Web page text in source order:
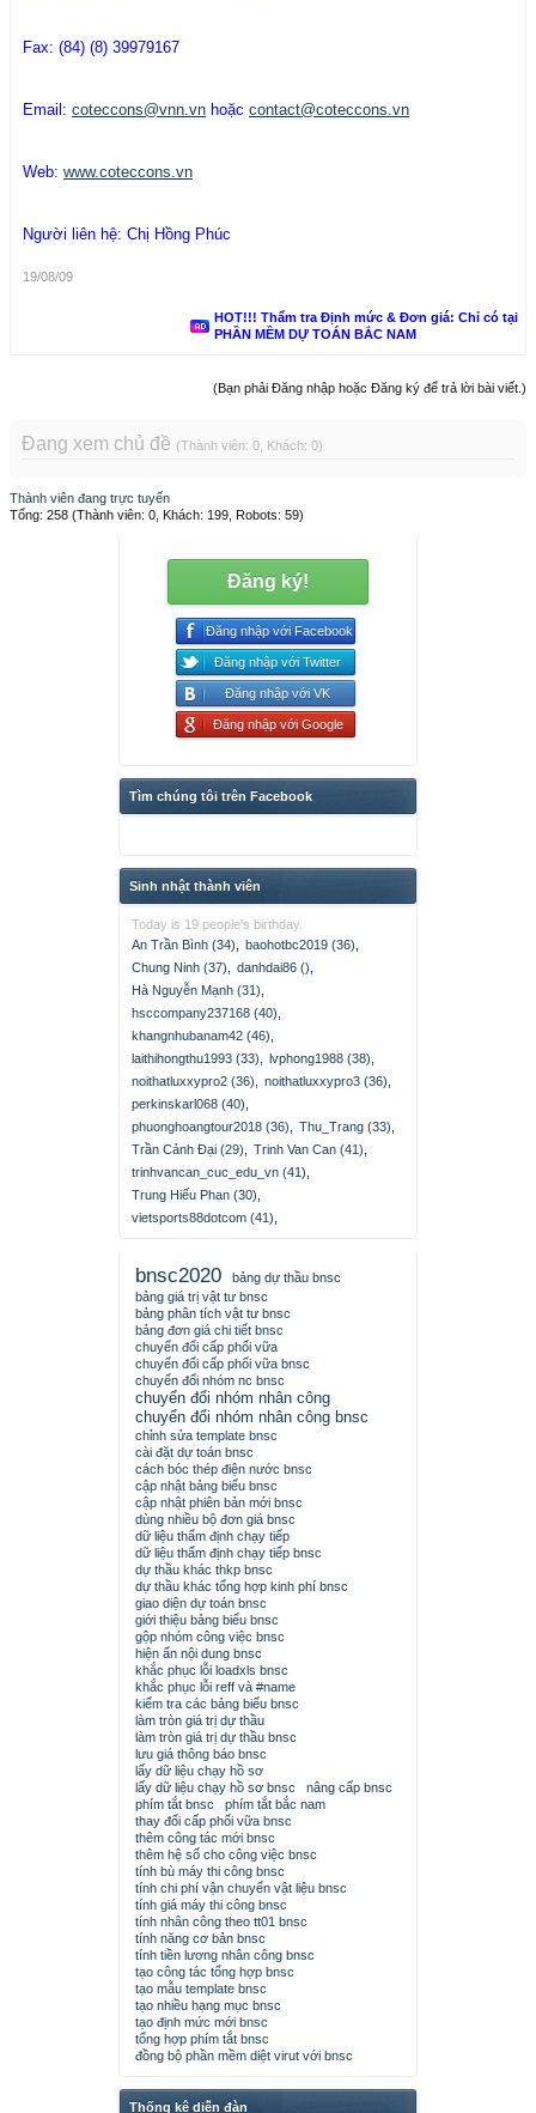
Fax: (84) (8) 39979167
Email: coteccons@vnn.vn hoặc contact@coteccons.vn
Web: www.coteccons.vn
Người liên hệ: Chị Hồng Phúc
19/08/09
HOT!!! Thẩm tra Định mức & Đơn giá: Chỉ có tại
PHẦN MỀM DỰ TOÁN BẮC NAM
(Bạn phải Đăng nhập hoặc Đăng ký để trả lời bài viết.)
Đang xem chủ đề (Thành viên: 0, Khách: 0)
Thành viên đang trực tuyến
Tổng: 258 (Thành viên: 0, Khách: 199, Robots: 59)
Đăng ký!
Đăng nhập với Facebook
Đăng nhập với Twitter
Đăng nhập với VK
Đăng nhập với Google
Tìm chúng tôi trên Facebook
Sinh nhật thành viên
Today is 19 people's birthday.
An Trần Bình (34)
baohotbc2019 (36)
Chung Ninh (37)
danhdai86 ()
Hà Nguyễn Mạnh (31)
hsccompany237168 (40)
khangnhubanam42 (46)
laithihongthu1993 (33)
lvphong1988 (38)
noithatluxxypro2 (36)
noithatluxxypro3 (36)
perkinskarl068 (40)
phuonghoangtour2018 (36)
Thu_Trang (33)
Trần Cảnh Đại (29)
Trinh Van Can (41)
trinhvancan_cuc_edu_vn (41)
Trung Hiếu Phan (30)
vietsports88dotcom (41)
bnsc2020
bảng dự thầu bnsc
bảng giá trị vật tư bnsc
bảng phân tích vật tư bnsc
bảng đơn giá chi tiết bnsc
chuyển đổi cấp phối vữa
chuyển đổi cấp phối vữa bnsc
chuyển đổi nhóm nc bnsc
chuyển đổi nhóm nhân công
chuyển đổi nhóm nhân công bnsc
chỉnh sửa template bnsc
cài đặt dự toán bnsc
cách bóc thép điện nước bnsc
cập nhật bảng biểu bnsc
cập nhật phiên bản mới bnsc
dùng nhiều bộ đơn giá bnsc
dữ liệu thẩm định chạy tiếp
dữ liệu thẩm định chạy tiếp bnsc
dự thầu khác thkp bnsc
dự thầu khác tổng hợp kinh phí bnsc
giao diện dự toán bnsc
giới thiệu bảng biểu bnsc
gộp nhóm công việc bnsc
hiện ẩn nội dung bnsc
khắc phục lỗi loadxls bnsc
khắc phục lỗi reff và #name
kiểm tra các bảng biểu bnsc
làm tròn giá trị dự thầu
làm tròn giá trị dự thầu bnsc
lưu giá thông báo bnsc
lấy dữ liệu chạy hồ sơ
lấy dữ liệu chạy hồ sơ bnsc
nâng cấp bnsc
phím tắt bnsc
phím tắt bắc nam
thay đổi cấp phối vữa bnsc
thêm công tác mới bnsc
thêm hệ số cho công việc bnsc
tính bù máy thi công bnsc
tính chi phí vận chuyển vật liệu bnsc
tính giá máy thi công bnsc
tính nhân công theo tt01 bnsc
tính năng cơ bản bnsc
tính tiền lương nhân công bnsc
tạo công tác tổng hợp bnsc
tạo mẫu template bnsc
tạo nhiều hạng mục bnsc
tạo định mức mới bnsc
tổng hợp phím tắt bnsc
đồng bộ phần mềm diệt virut với bnsc
Thống kê diễn đàn